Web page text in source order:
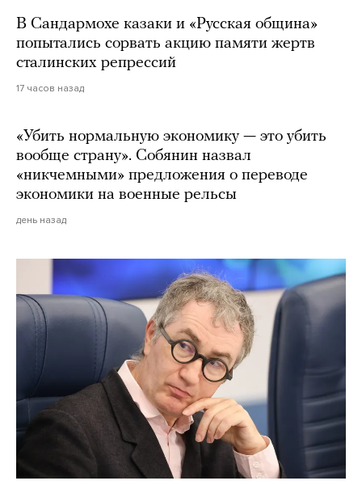
В Сандармохе казаки и «Русская община»
попытались сорвать акцию памяти жертв
сталинских репрессий
17 часов назад
«Убить нормальную экономику — это убить
вообще страну». Собянин назвал
«никчемными» предложения о переводе
экономики на военные рельсы
день назад